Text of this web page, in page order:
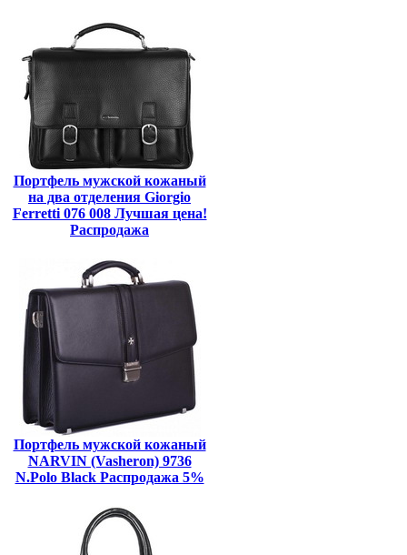
Портфель мужской кожаный
на два отделения Giorgio
Ferretti 076 008 Лучшая цена!
Распродажа
Портфель мужской кожаный
NARVIN (Vasheron) 9736
N.Polo Black Распродажа 5%